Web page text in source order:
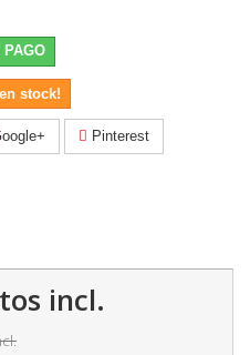
stock!
Pinterest
incl.